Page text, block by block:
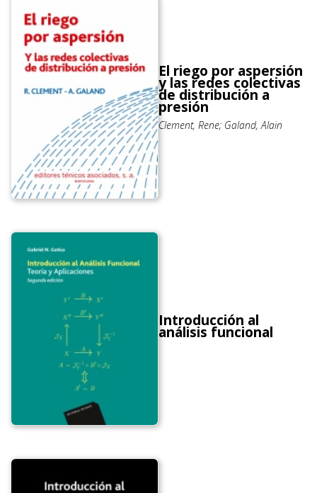
El riego por aspersión
y las redes colectivas
de distribución a
presión
Clement, Rene; Galand, Alain
Introducción al
análisis funcional